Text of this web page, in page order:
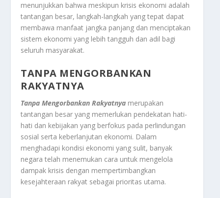
menunjukkan bahwa meskipun krisis ekonomi adalah
tantangan besar, langkah-langkah yang tepat dapat
membawa manfaat jangka panjang dan menciptakan
sistem ekonomi yang lebih tangguh dan adil bagi
seluruh masyarakat.
TANPA MENGORBANKAN
RAKYATNYA
Tanpa Mengorbankan Rakyatnya merupakan
tantangan besar yang memerlukan pendekatan hati-
hati dan kebijakan yang berfokus pada perlindungan
sosial serta keberlanjutan ekonomi. Dalam
menghadapi kondisi ekonomi yang sulit, banyak
negara telah menemukan cara untuk mengelola
dampak krisis dengan mempertimbangkan
kesejahteraan rakyat sebagai prioritas utama.